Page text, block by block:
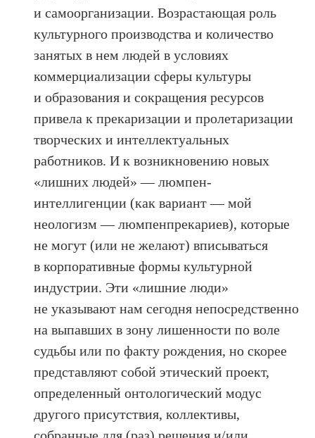
и самоорганизации. Возрастающая роль
культурного производства и количество
занятых в нем людей в условиях
коммерциализации сферы культуры
и образования и сокращения ресурсов
привела к прекаризации и пролетаризации
творческих и интеллектуальных
работников. И к возникновению новых
«лишних людей» — люмпен-
интеллигенции (как вариант — мой
неологизм — люмпенпрекариев), которые
не могут (или не желают) вписываться
в корпоративные формы культурной
индустрии. Эти «лишние люди»
не указывают нам сегодня непосредственно
на выпавших в зону лишенности по воле
судьбы или по факту рождения, но скорее
представляют собой этический проект,
определенный онтологический модус
другого присутствия, коллективы,